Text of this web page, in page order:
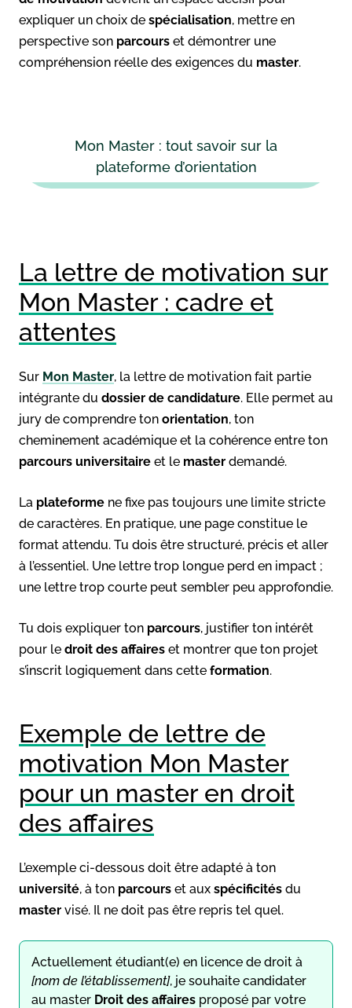
expliquer un choix de spécialisation, mettre en
perspective son parcours et démontrer une
compréhension réelle des exigences du master.
Mon Master : tout savoir sur la
plateforme d’orientation
La lettre de motivation sur
Mon Master : cadre et
attentes
Sur Mon Master, la lettre de motivation fait partie
intégrante du dossier de candidature. Elle permet au
jury de comprendre ton orientation, ton
cheminement académique et la cohérence entre ton
parcours universitaire et le master demandé.
La plateforme ne fixe pas toujours une limite stricte
de caractères. En pratique, une page constitue le
format attendu. Tu dois être structuré, précis et aller
à l’essentiel. Une lettre trop longue perd en impact ;
une lettre trop courte peut sembler peu approfondie.
Tu dois expliquer ton parcours, justifier ton intérêt
pour le droit des affaires et montrer que ton projet
s’inscrit logiquement dans cette formation.
Exemple de lettre de
motivation Mon Master
pour un master en droit
des affaires
L’exemple ci-dessous doit être adapté à ton
université, à ton parcours et aux spécificités du
master visé. Il ne doit pas être repris tel quel.
Actuellement étudiant(e) en licence de droit à
[nom de l’établissement], je souhaite candidater
au master Droit des affaires proposé par votre